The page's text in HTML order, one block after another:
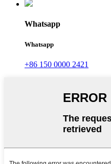
Whatsapp
Whatsapp
+86 150 0000 2421